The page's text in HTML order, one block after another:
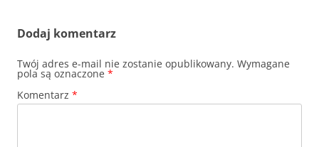
Dodaj komentarz
Twój adres e-mail nie zostanie opublikowany. Wymagane
pola są oznaczone *
Komentarz *